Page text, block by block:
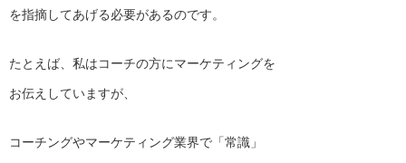
を指摘してあげる必要があるのです。
たとえば、私はコーチの方にマーケティングを
お伝えしていますが、
コーチングやマーケティング業界で「常識」